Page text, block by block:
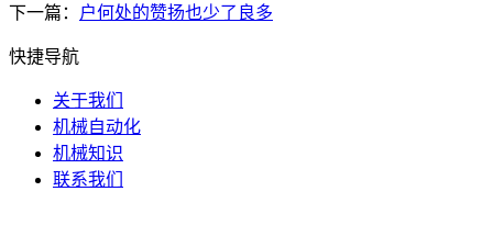
下一篇： 户何处的赞扬也少了良多
快捷导航
关于我们
机械自动化
机械知识
联系我们